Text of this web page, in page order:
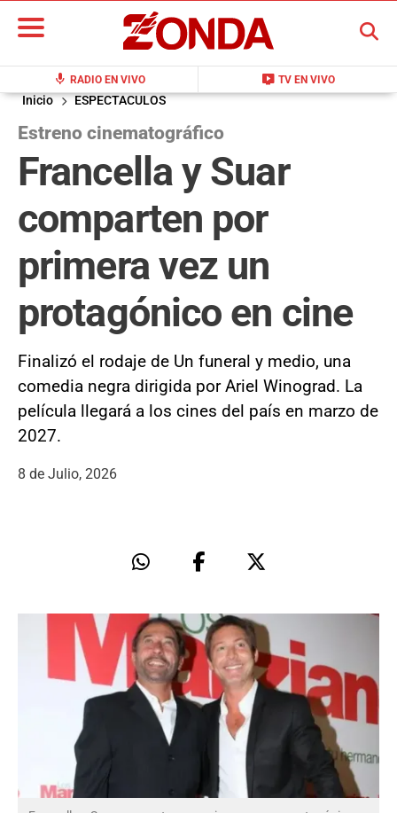
mic RADIO EN VIVO live_tv TV EN VIVO
BUSCAR
Inicio ESPECTACULOS
Estreno cinematográfico
Francella y Suar
comparten por
primera vez un
protagónico en cine
Finalizó el rodaje de Un funeral y medio, una
comedia negra dirigida por Ariel Winograd. La
película llegará a los cines del país en marzo de
2027.
8 de Julio, 2026